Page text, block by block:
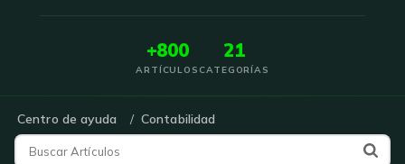
+800
ARTÍCULOS
21
CATEGORÍAS
Centro de ayuda Contabilidad